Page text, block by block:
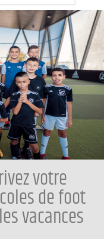
votre
de foot
vacances